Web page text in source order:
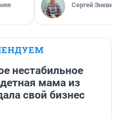
Сергей Энквист
нестабильное
мама из
свой бизнес